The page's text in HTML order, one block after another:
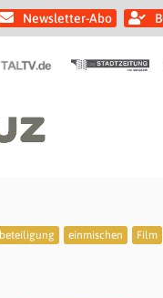
Newsletter-Abo
einmischen Film